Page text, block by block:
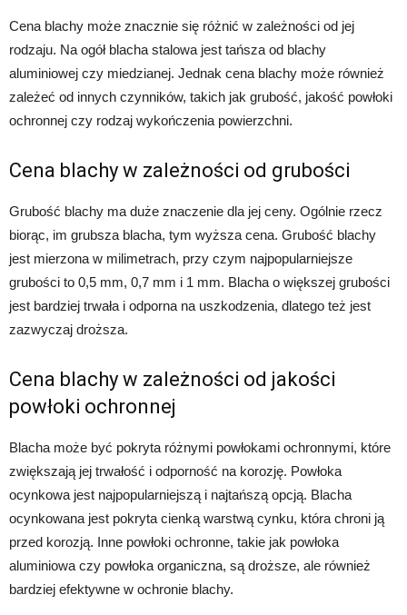
Cena blachy może znacznie się różnić w zależności od jej
rodzaju. Na ogół blacha stalowa jest tańsza od blachy
aluminiowej czy miedzianej. Jednak cena blachy może również
zależeć od innych czynników, takich jak grubość, jakość powłoki
ochronnej czy rodzaj wykończenia powierzchni.
Cena blachy w zależności od grubości
Grubość blachy ma duże znaczenie dla jej ceny. Ogólnie rzecz
biorąc, im grubsza blacha, tym wyższa cena. Grubość blachy
jest mierzona w milimetrach, przy czym najpopularniejsze
grubości to 0,5 mm, 0,7 mm i 1 mm. Blacha o większej grubości
jest bardziej trwała i odporna na uszkodzenia, dlatego też jest
zazwyczaj droższa.
Cena blachy w zależności od jakości
powłoki ochronnej
Blacha może być pokryta różnymi powłokami ochronnymi, które
zwiększają jej trwałość i odporność na korozję. Powłoka
ocynkowa jest najpopularniejszą i najtańszą opcją. Blacha
ocynkowana jest pokryta cienką warstwą cynku, która chroni ją
przed korozją. Inne powłoki ochronne, takie jak powłoka
aluminiowa czy powłoka organiczna, są droższe, ale również
bardziej efektywne w ochronie blachy.